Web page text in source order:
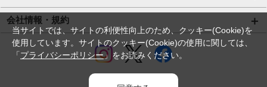
法人向け取扱端末
Wi-Fiレンタル HIS Wi-Fi PLUS+ for Biz
IoTソリューション
スマホ・タブレット端末に関する記事
お役立ち情報
法人コラム
SIMロック解除手続き
プロファイル・APN設定の方法
店舗型代理店募集
アライアンス関係
会社情報・規約
会社情報
当サイトでは、サイトの利便性向上のため、クッキー(Cookie)を
使用しています。サイトのクッキー(Cookie)の使用に関しては、
「 プライバシーポリシー」をお読みください。